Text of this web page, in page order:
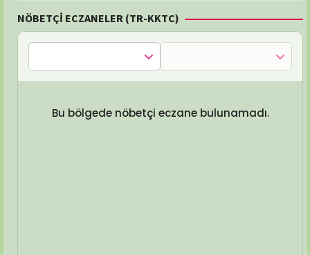
NÖBETÇİ ECZANELER (TR-KKTC)
Bu bölgede nöbetçi eczane bulunamadı.